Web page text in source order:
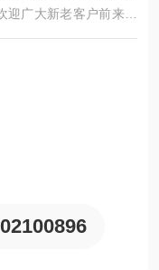
广大新老客户前来咨